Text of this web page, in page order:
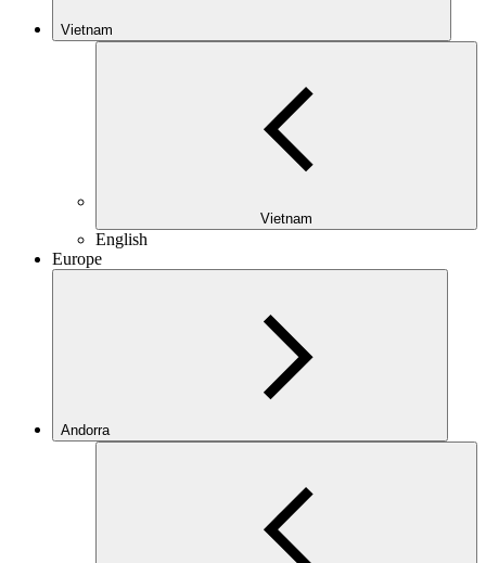
Vietnam
Vietnam
English
Europe
Andorra